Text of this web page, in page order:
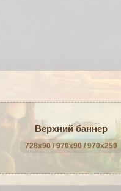
Верхний баннер
728x90 / 970x90 / 970x250